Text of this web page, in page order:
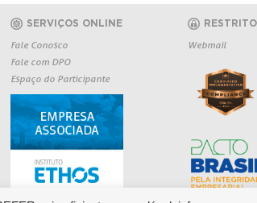
SERVIÇOS ONLINE
Fale Conosco
Fale com DPO
Espaço do Participante
RESTRITO
Webmail